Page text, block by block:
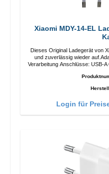
Xiaomi MDY-14-EL Ladegerät
Dieses Original Ladegerät von
und zuverlässig wieder auf.Adapter
Verarbeitung Anschlüsse: USB-A Output: 33W Farbe: Weiss 3A Kabel
Login für